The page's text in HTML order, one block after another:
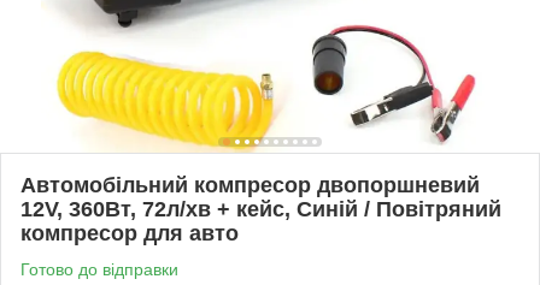
Автомобільний компресор двопоршневий
12V, 360Вт, 72л/хв + кейс, Синій / Повітряний
компресор для авто
Готово до відправки